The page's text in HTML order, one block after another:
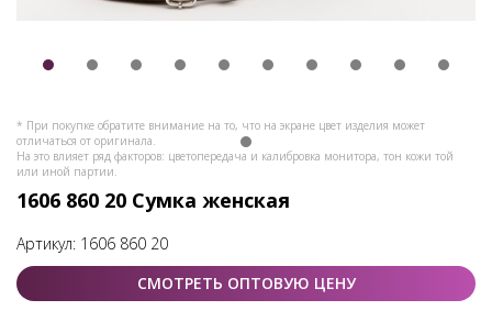
* При покупке обратите внимание на то, что на экране цвет изделия может
отличаться от оригинала.
На это влияет ряд факторов: цветопередача и калибровка монитора, тон кожи той
или иной партии.
1606 860 20 Сумка женская
Артикул: 1606 860 20
СМОТРЕТЬ ОПТОВУЮ ЦЕНУ